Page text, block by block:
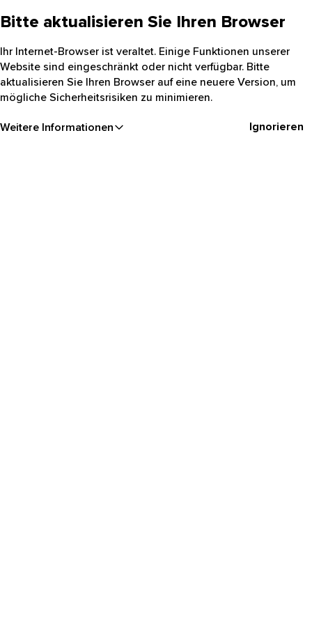
Bitte aktualisieren Sie Ihren Browser
Ihr Internet-Browser ist veraltet. Einige Funktionen unserer
Website sind eingeschränkt oder nicht verfügbar. Bitte
aktualisieren Sie Ihren Browser auf eine neuere Version, um
mögliche Sicherheitsrisiken zu minimieren.
Weitere Informationen Ignorieren